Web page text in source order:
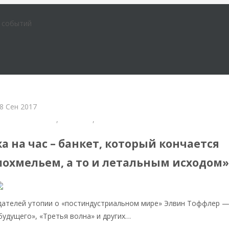
событий
Сен 2017
в СМИ , ,
на час – банкет, который кончается
а то и летальным исходом»
утопии о «постиндустриальном мире» Элвин Тоффлер —
«Третья волна» и других…